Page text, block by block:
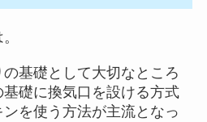
基礎として大切なところ
礎に換気口を設ける方式
を使う方法が主流となっ